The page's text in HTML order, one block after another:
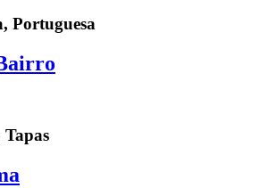
Portuguesa
Tapas